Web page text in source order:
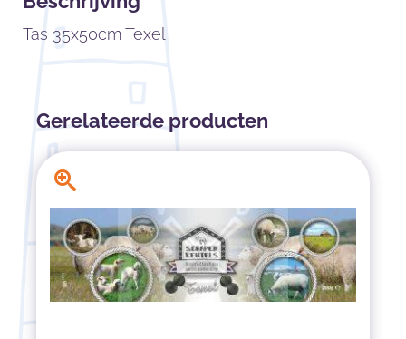
Tas 35x50cm Texel
Gerelateerde producten